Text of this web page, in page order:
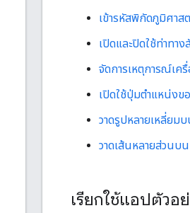
เข้ารหัสพิกัดภูมิศา
เปิดและปิดใช้ท่าท
จัดการเหตุการณ์เค
เปิดใช้ปุ่มตำแหน่งข
วาดรูปหลายเหลี่ยม
วาดเส้นหลายส่วนบ
เรียกใช้แอปตัวอ